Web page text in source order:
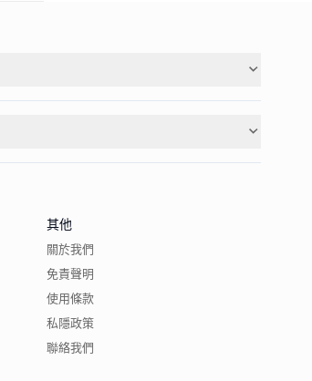
其他
關於我們
免責聲明
使用條款
私隱政策
聯絡我們